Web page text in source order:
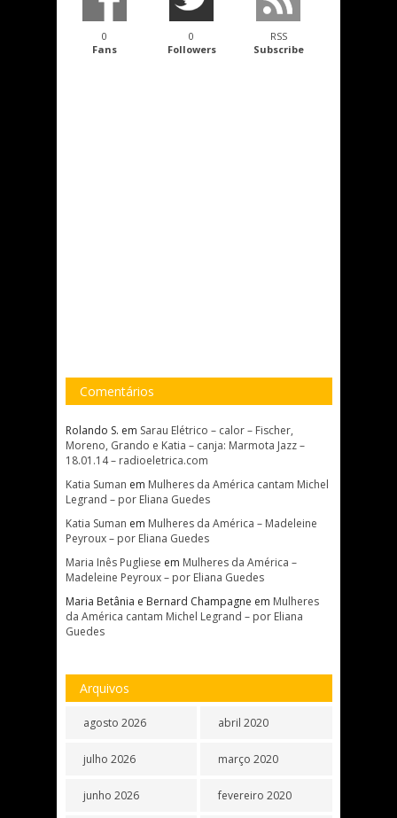
0
Fans
0
Followers
RSS
Subscribe
Comentários
Rolando S. em Sarau Elétrico – calor – Fischer,
Moreno, Grando e Katia – canja: Marmota Jazz –
18.01.14 – radioeletrica.com
Katia Suman em Mulheres da América cantam Michel
Legrand – por Eliana Guedes
Katia Suman em Mulheres da América – Madeleine
Peyroux – por Eliana Guedes
Maria Inês Pugliese em Mulheres da América –
Madeleine Peyroux – por Eliana Guedes
Maria Betânia e Bernard Champagne em Mulheres
da América cantam Michel Legrand – por Eliana
Guedes
Arquivos
agosto 2026
julho 2026
junho 2026
abril 2020
março 2020
fevereiro 2020